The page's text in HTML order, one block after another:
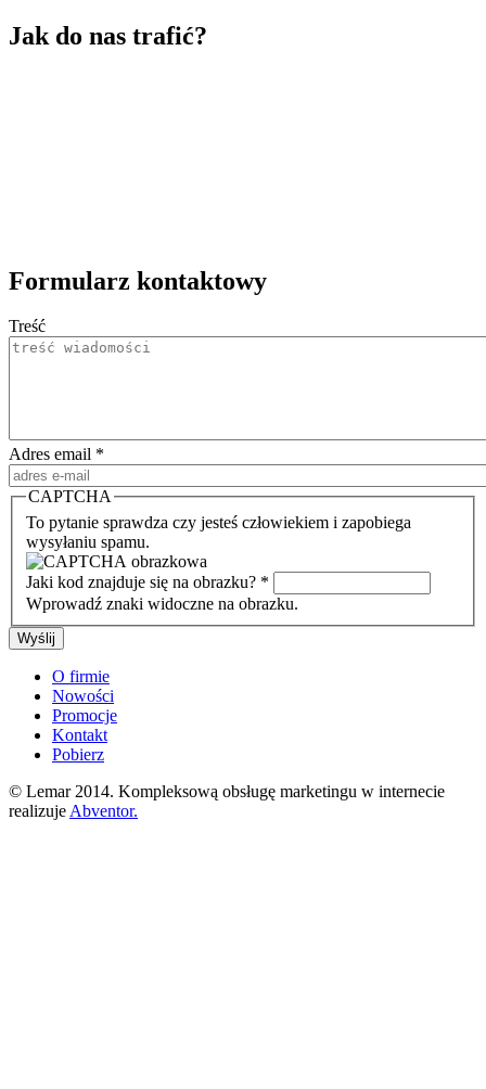
Jak do nas trafić?
Formularz kontaktowy
Treść
Adres email *
CAPTCHA
To pytanie sprawdza czy jesteś człowiekiem i zapobiega
wysyłaniu spamu.
Jaki kod znajduje się na obrazku? *
Wprowadź znaki widoczne na obrazku.
O firmie
Nowości
Promocje
Kontakt
Pobierz
© Lemar 2014. Kompleksową obsługę marketingu w internecie
realizuje Abventor.